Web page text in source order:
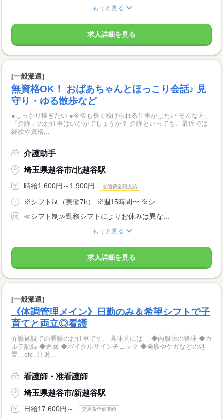
もっと見る
求人詳細を見る
[一般派遣]
無資格OK！ おばあちゃんとほっこり会話♪ 見
守り・ゆる散歩など
●しっかり稼ぎたい ●今後も長く続けられる仕事がしたい そんな方、
「介護」のお仕事はいかがでしょうか？ 介護といっても、最近では
経験や資格...
介護助手
埼玉県越谷市/北越谷駅
時給1,600円～1,900円 交通費全額支給
※シフト制（実働7h） ※週15時間〜 ※シ...
≪シフト制≫勤務シフトによりお休みは異な...
もっと見る
求人詳細を見る
[一般派遣]
《体調管理メイン》日勤のみ＆希望シフトで子
育てと両立◎看護
介護施設での看護のお仕事です。 具体的には… ◆内服薬の管理 ◆カ
ルテ記録 ◆巡回 ◆バイタルサインチェック ◆発疹やケガなどの処
置…etc. 注射...
看護師・准看護師
埼玉県越谷市/新越谷駅
日給17,600円～ 交通費全額支給